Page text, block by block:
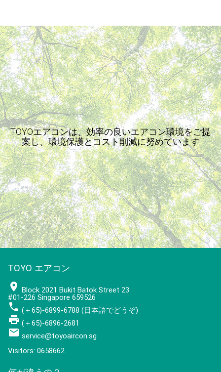
TOYOエアコンは、効率の良いエアコン環境をご提
案し、環境保護とコスト削減に努めています
TOYO エアコン
place Block 2021 Bukit Batok Street 23
#01-226 Singapore 659526
phone (＋65)-6899-6788 (日本語でどうぞ)
local_printshop (＋65)-6896-2681
mail service@toyoaircon.sg
Visitors: 0658662